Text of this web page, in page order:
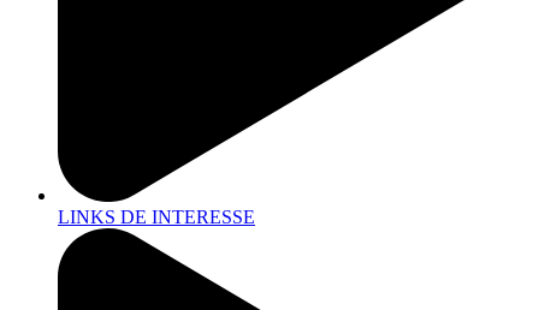
LINKS DE INTERESSE